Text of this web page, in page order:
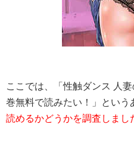
ここでは、「性触ダンス 人
巻無料で読みたい！」という
読めるかどうかを調査しまし